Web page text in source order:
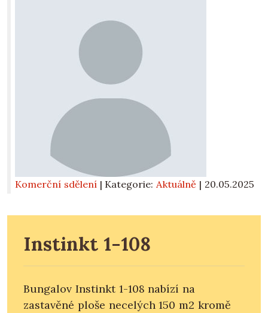
Komerční sdělení | Kategorie:Aktuálně | 20.05.2025
Instinkt 1-108
Bungalov Instinkt 1-108 nabízí na
zastavěné ploše necelých 150 m2 kromě